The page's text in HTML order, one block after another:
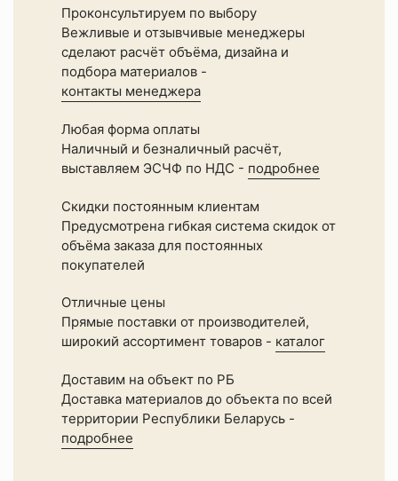
Проконсультируем по выбору
Вежливые и отзывчивые менеджеры
сделают расчёт объёма, дизайна и
подбора материалов -
контакты менеджера
Любая форма оплаты
Наличный и безналичный расчёт,
выставляем ЭСЧФ по НДС - подробнее
Скидки постоянным клиентам
Предусмотрена гибкая система скидок от
объёма заказа для постоянных
покупателей
Отличные цены
Прямые поставки от производителей,
широкий ассортимент товаров - каталог
Доставим на объект по РБ
Доставка материалов до объекта по всей
территории Республики Беларусь -
подробнее